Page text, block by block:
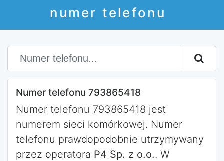
numer telefonu
Numer telefonu 793865418
Numer telefonu 793865418 jest
numerem sieci komórkowej. Numer
telefonu prawdopodobnie utrzymywany
przez operatora P4 Sp. z o.o.. W